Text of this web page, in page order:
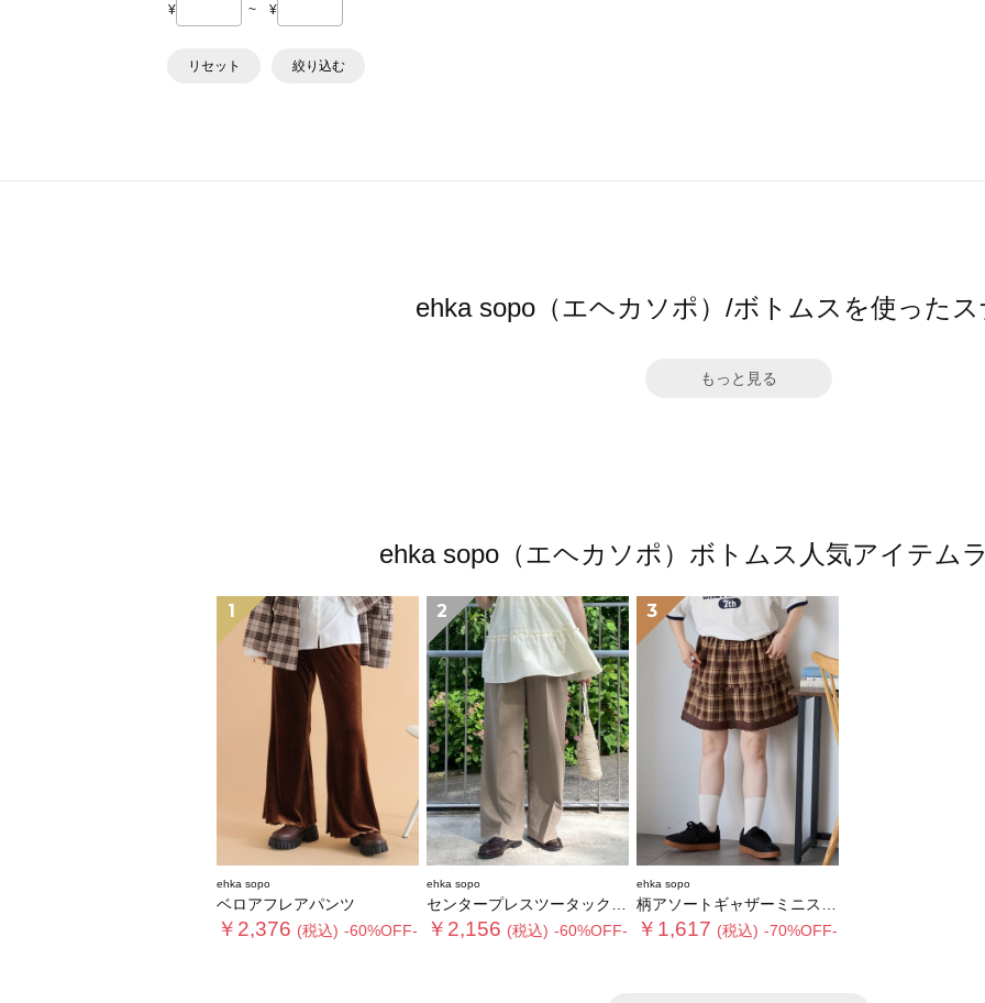
¥ ~ ¥
リセット 絞り込む
ehka sopo（エヘカソポ）/ボトムスを使った
もっと見る
ehka sopo（エヘカソポ）ボトムス人気アイテム
1
ehka sopo
ベロアフレアパンツ
￥2,376 (税込) -60%OFF-
2
ehka sopo
センタープレスツータックスラックス
￥2,156 (税込) -60%OFF-
3
ehka sopo
柄アソートギャザーミニスカート
￥1,617 (税込) -70%OFF-